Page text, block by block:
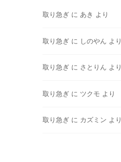
取り急ぎに あき より
取り急ぎに しのやん より
取り急ぎに さとりん より
取り急ぎに ツクモ より
取り急ぎに カズミン より